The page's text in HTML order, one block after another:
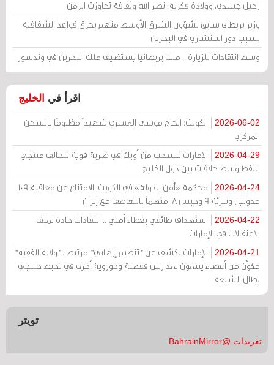
رحيل جسدي، وولادة فكرية: نصر الله وثقافة تجاوزت الزمن
وزير بريطاني سابق لشؤون الشرق الأوسط متهم بخرق قواعد الشفافية
بسبب دور استشاري في البحرين
وسط انتقادات للزيارة .. ملك بريطانيا يستضيف ملك البحرين في وندسور
اقرأ في الخليج
2026-06-02
الكويت: الحاج موسى المسري شهيداً مظلومًا بالسجن
المركزي
2026-04-29
الإمارات تنسحب من أوبك في ضربة قوية لتحالف منتجي
النفط وسط خلافات بين دول الخليج
2026-04-24
محكمة «أمن الدولة» في الكويت: الامتناع عن معاقبة 109
مدونين وتبرئة 9 وحبس 18 متهماً بالتعاطف مع إيران
2026-04-22
استهداف طائفي بغطاء أمني .. انتقادات حادة لملف
الاعتقالات في الإمارات
2026-04-21
الإمارات تكشف عن "تنظيم إرهابي" مرتبط بـ"ولاية الفقيه"
مكوّن من أعضاء ينتمون لمدارس فقهية وحوزوية أخرى في تخبط خليجي
يطال الشيعة
تويتر
تغريدات @BahrainMirror